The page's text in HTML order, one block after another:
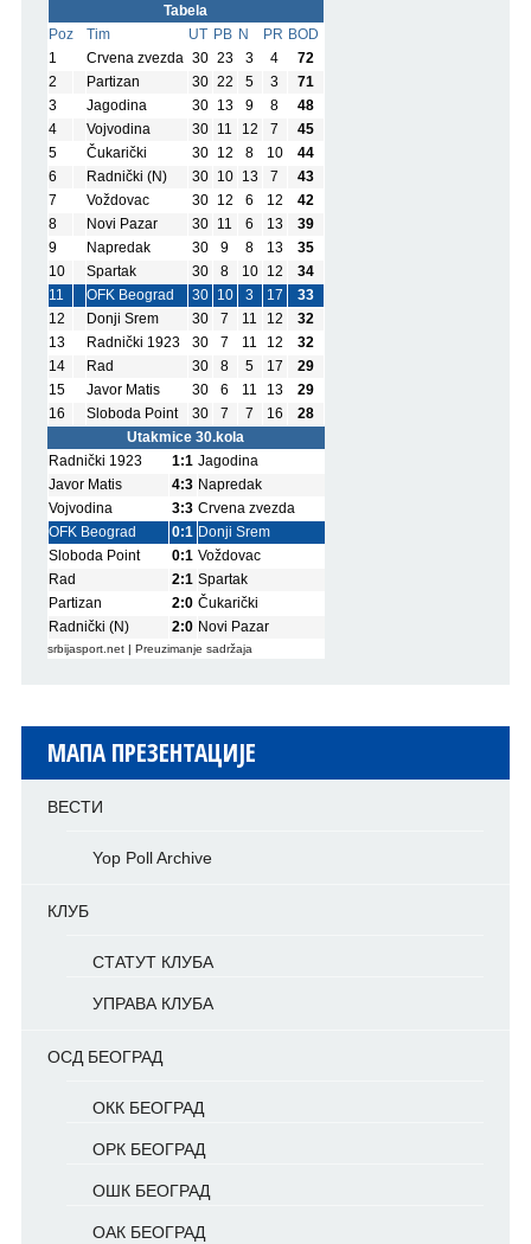
Tabela
Poz
Tim UT PB N PR BOD
1
Crvena zvezda 30 23 3 4
72
2
Partizan 30 22 5 3
71
3
Jagodina 30 13 9 8
48
4
Vojvodina 30 11 12 7
45
5
Čukarički 30 12 8 10
44
6
Radnički (N) 30 10 13 7
43
7
Voždovac 30 12 6 12
42
8
Novi Pazar 30 11 6 13
39
9
Napredak 30 9 8 13
35
10
Spartak 30 8 10 12
34
11
OFK Beograd 30 10 3 17
33
12
Donji Srem 30 7 11 12
32
13
Radnički 1923 30 7 11 12
32
14
Rad 30 8 5 17
29
15
Javor Matis 30 6 11 13
29
16
Sloboda Point 30 7 7 16
28
Utakmice 30.kola
Radnički 1923
1:1 Jagodina
Javor Matis
4:3 Napredak
Vojvodina
3:3 Crvena zvezda
OFK Beograd
0:1 Donji Srem
Sloboda Point
0:1 Voždovac
Rad
2:1 Spartak
Partizan
2:0 Čukarički
Radnički (N)
2:0 Novi Pazar
srbijasport.net| Preuzimanje sadržaja
МАПА ПРЕЗЕНТАЦИЈЕ
ВЕСТИ
Yop Poll Archive
КЛУБ
СТАТУТ КЛУБА
УПРАВА КЛУБА
ОСД БЕОГРАД
ОКК БЕОГРАД
ОРК БЕОГРАД
ОШК БЕОГРАД
ОАК БЕОГРАД